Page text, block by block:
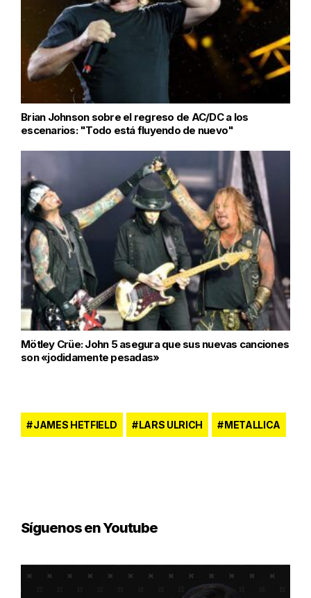
Brian Johnson sobre el regreso de AC/DC a los
escenarios: "Todo está fluyendo de nuevo"
Mötley Crüe: John 5 asegura que sus nuevas canciones
son «jodidamente pesadas»
JAMES HETFIELD LARS ULRICH METALLICA
Síguenos en Youtube